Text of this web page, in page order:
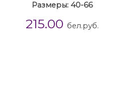
Размеры: 40-66
215.00 бел.руб.